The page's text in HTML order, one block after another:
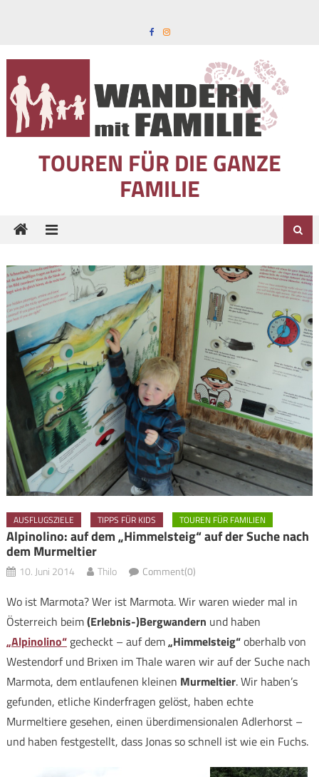
TOUREN FÜR DIE GANZE
FAMILIE
AUSFLUGSZIELE TIPPS FÜR KIDS TOUREN FÜR FAMILIEN
Alpinolino: auf dem „Himmelsteig“ auf der Suche nach
dem Murmeltier
10. Juni 2014 Thilo Comment(0)
Wo ist Marmota? Wer ist Marmota. Wir waren wieder mal in
Österreich beim(Erlebnis-)Bergwandern und haben
„Alpinolino“gecheckt – auf dem„Himmelsteig“oberhalb von
Westendorf und Brixen im Thale waren wir auf der Suche nach
Marmota, dem entlaufenen kleinen Murmeltier. Wir haben’s
gefunden, etliche Kinderfragen gelöst, haben echte
Murmeltiere gesehen, einen überdimensionalen Adlerhorst –
und haben festgestellt, dass Jonas so schnell ist wie ein Fuchs.